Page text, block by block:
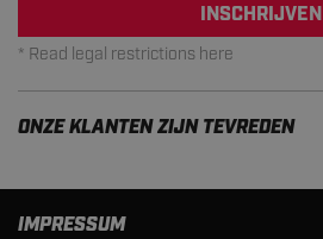
INSCHRIJVEN
* Read legal restrictions here
ONZE KLANTEN ZIJN TEVREDEN
IMPRESSUM